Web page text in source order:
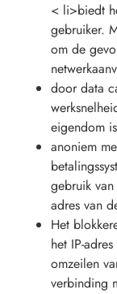
< li>biedt
gebruiker.
om de
door data
eigendom
anoniem
gebruik
adres van
Het
het IP-
omzeilen
verbinding